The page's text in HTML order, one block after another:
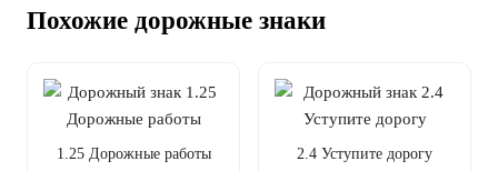
Похожие дорожные знаки
1.25 Дорожные работы 2.4 Уступите дорогу